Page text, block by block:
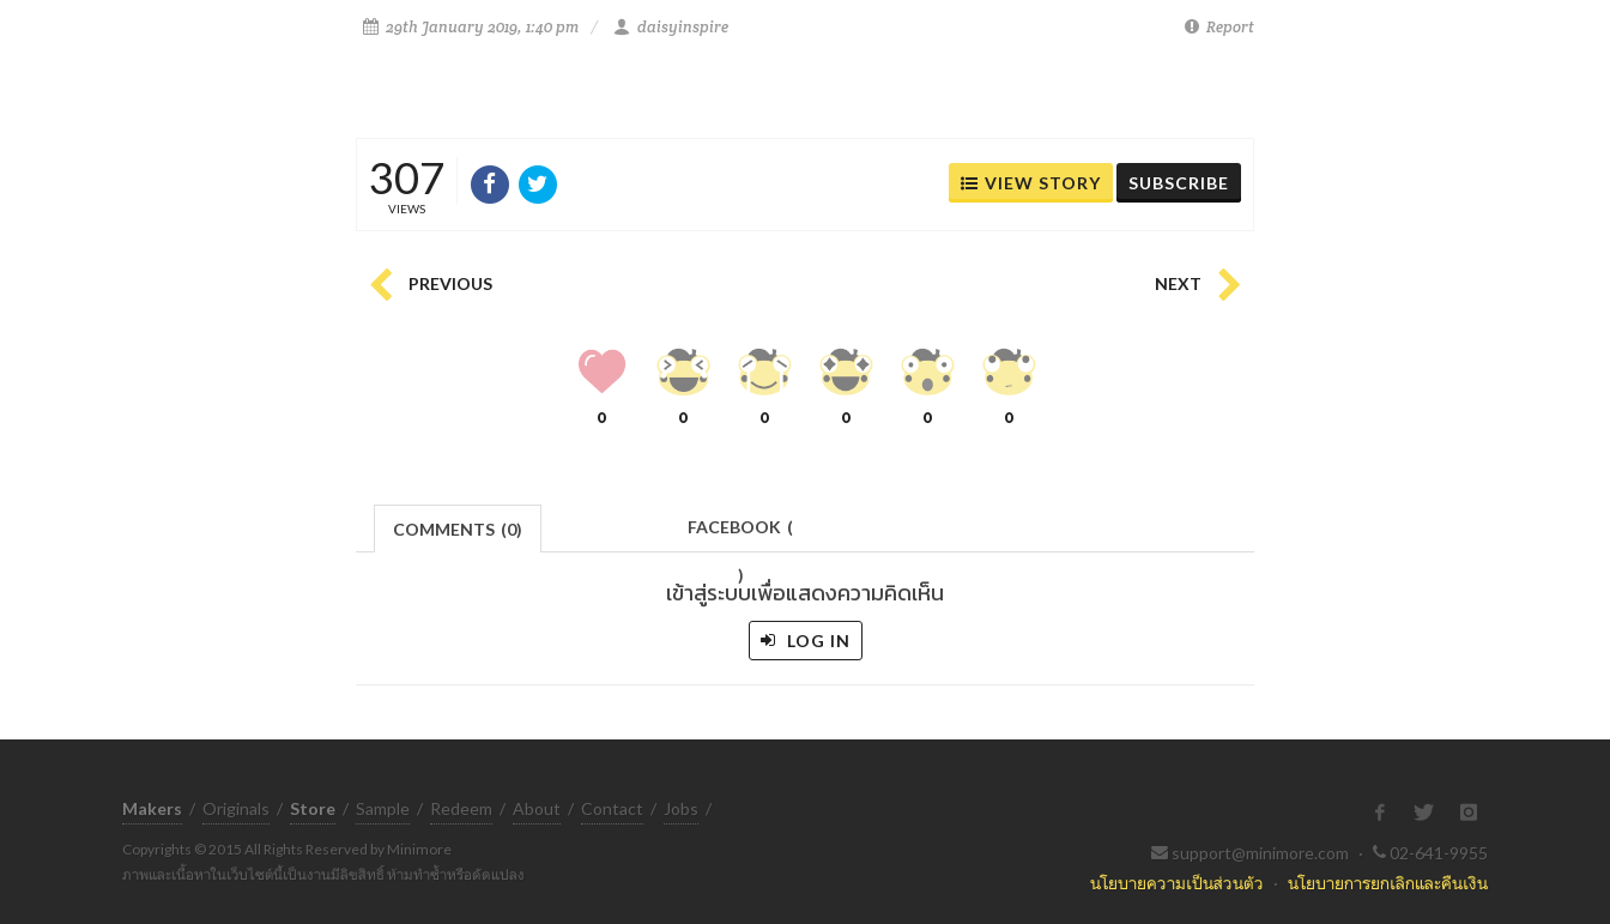
29th January 2019, 1:40 pm daisyinspire Report
307
VIEWS
VIEW STORY SUBSCRIBE
PREVIOUS NEXT
0 0 0 0 0 0
COMMENTS (0) FACEBOOK (
)
เข้าสู่ระบบเพื่อแสดงความคิดเห็น
LOG IN
Makers / Originals / Store / Sample / Redeem / About / Contact / Jobs /
Copyrights © 2015 All Rights Reserved by Minimore
ภาพและเนื้อหาในเว็บไซต์นี้เป็นงานมีลิขสิทธิ์ ห้ามทำซ้ำหรือดัดแปลง
support@minimore.com ·
02-641-9955
นโยบายความเป็นส่วนตัว · นโยบายการยกเลิกและคืนเงิน